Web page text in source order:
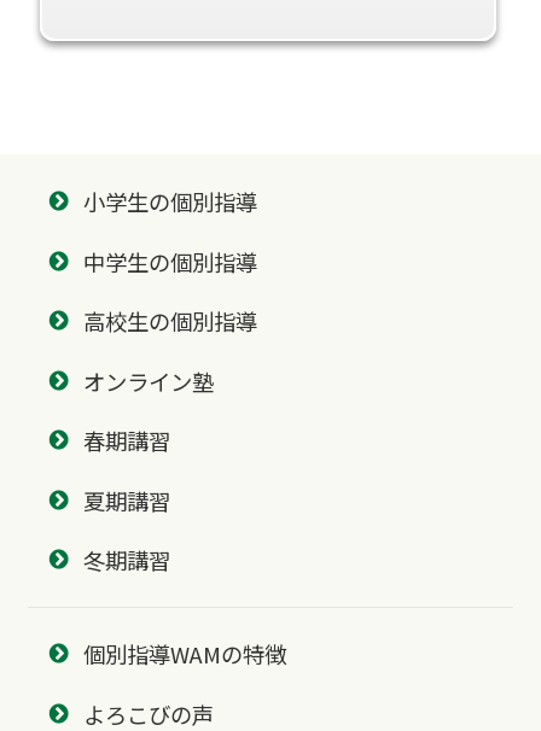
小学生の個別指導
中学生の個別指導
高校生の個別指導
オンライン塾
春期講習
夏期講習
冬期講習
個別指導WAMの特徴
よろこびの声